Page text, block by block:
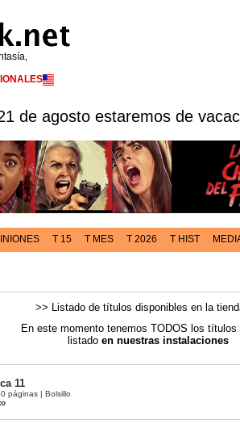
de agosto estaremos de
T 15 T MES T 2026 T HIST
>> Listado de títulos disponibles en la
En este momento tenemos TODOS los títulos
listado en nuestras instalaciones
11
páginas | Bolsillo